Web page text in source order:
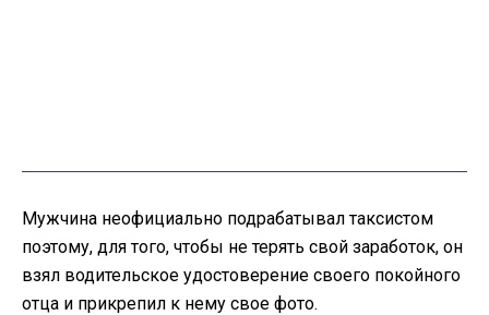
Мужчина неофициально подрабатывал таксистом
поэтому, для того, чтобы не терять свой заработок, он
взял водительское удостоверение своего покойного
отца и прикрепил к нему свое фото.